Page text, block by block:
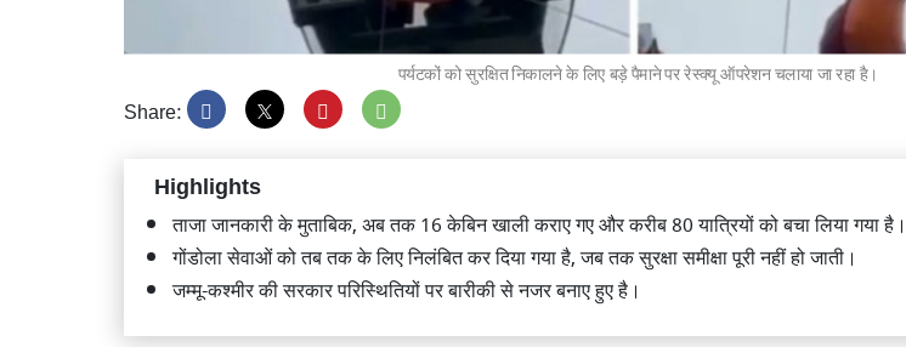
पर्यटकों को सुरक्षित निकालने के लिए बड़े पैमाने पर रेस्क्यू ऑपरेशन चलाया जा रहा है।
Share:
Highlights
ताजा जानकारी के मुताबिक, अब तक 16 केबिन खाली कराए गए और करीब 80 यात्रियों को बचा लिया गया है।
गोंडोला सेवाओं को तब तक के लिए निलंबित कर दिया गया है, जब तक सुरक्षा समीक्षा पूरी नहीं हो जाती।
जम्मू-कश्मीर की सरकार परिस्थितियों पर बारीकी से नजर बनाए हुए है।